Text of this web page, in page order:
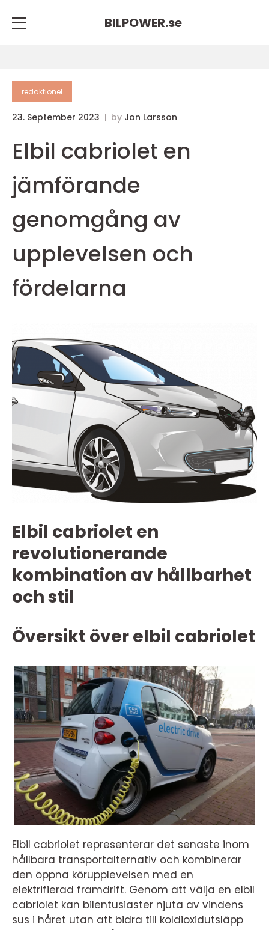
BILPOWER.se
redaktionel
23. September 2023 by Jon Larsson
Elbil cabriolet en
jämförande
genomgång av
upplevelsen och
fördelarna
Elbil cabriolet en
revolutionerande
kombination av hållbarhet
och stil
Översikt över elbil cabriolet
Elbil cabriolet representerar det senaste inom
hållbara transportalternativ och kombinerar
den öppna körupplevelsen med en
elektrifierad framdrift. Genom att välja en elbil
cabriolet kan bilentusiaster njuta av vindens
sus i håret utan att bidra till koldioxidutsläpp